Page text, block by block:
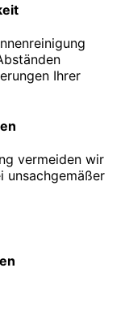
Ihrer
vermeiden wir
unsachgemäßer